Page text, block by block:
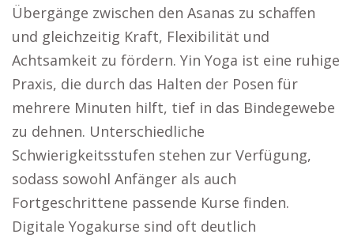
Übergänge zwischen den Asanas zu schaffen
und gleichzeitig Kraft, Flexibilität und
Achtsamkeit zu fördern. Yin Yoga ist eine ruhige
Praxis, die durch das Halten der Posen für
mehrere Minuten hilft, tief in das Bindegewebe
zu dehnen. Unterschiedliche
Schwierigkeitsstufen stehen zur Verfügung,
sodass sowohl Anfänger als auch
Fortgeschrittene passende Kurse finden.
Digitale Yogakurse sind oft deutlich